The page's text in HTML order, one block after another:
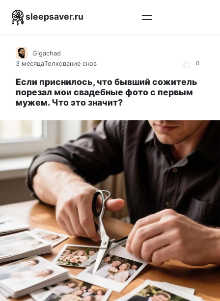
sleepsaver.ru
0
Gigachad
3 месяцаТолкование снов
Если приснилось, что бывший сожитель
порезал мои свадебные фото с первым
мужем. Что это значит?